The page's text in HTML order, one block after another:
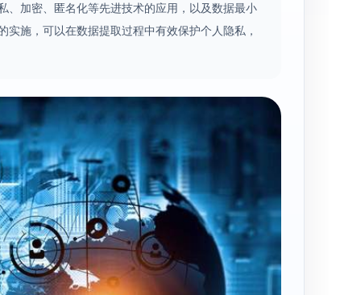
、加密、匿名化等先进技术的应用，以及数据最小
施，可以在数据提取过程中有效保护个人隐私，